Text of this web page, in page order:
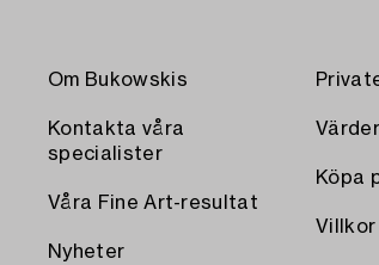
Om Bukowskis
Kontakta våra
specialister
Våra Fine Art-resultat
Nyheter
Köpa
Villkor